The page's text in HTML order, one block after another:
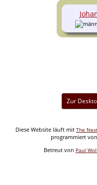
Zur
Diese Website läuft mit The
programmiert
Betreut von Paul